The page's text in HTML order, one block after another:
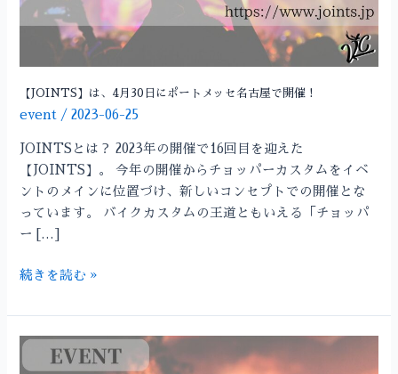
【JOINTS】は、4月30日にポートメッセ名古屋で開催！
event /2023-06-25
JOINTSとは？ 2023年の開催で16回目を迎えた
【JOINTS】。 今年の開催からチョッパーカスタムをイベ
ントのメインに位置づけ、新しいコンセプトでの開催とな
っています。 バイクカスタムの王道ともいえる「チョッパ
ー […]
に
ポ
ト
メ
ッ
名
古
屋
で
開
続きを読む »
【JOINTS
NEXT】